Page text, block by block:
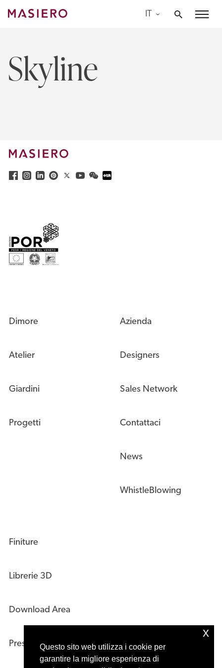
Questo sito web utilizza i cookie per
garantire la migliore esperienza di
x
Skip
IT
Skyline
Dimore
Atelier
Giardini
Progetti
Azienda
Designers
Sales Network
Contattaci
News
WhistleBlowing
Finiture
Librerie 3D
Download Area
Press Kit